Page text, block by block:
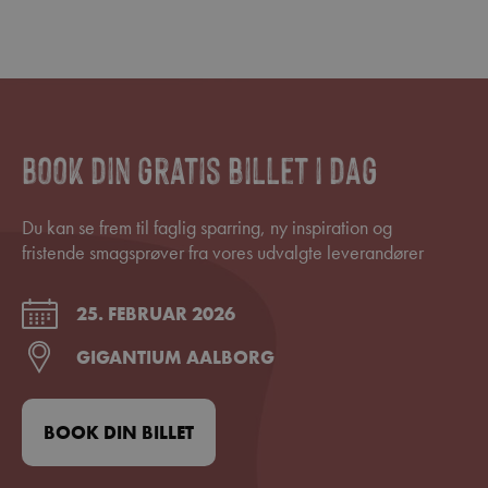
Book din gratis billet i dag
Du kan se frem til faglig sparring, ny inspiration og
fristende smagsprøver fra vores udvalgte leverandører
25. FEBRUAR 2026
GIGANTIUM AALBORG
BOOK DIN BILLET